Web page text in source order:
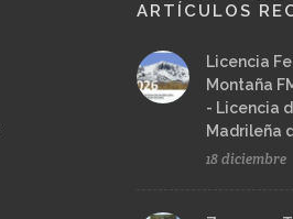
ARTÍCULOS
Licencia
Montaña
- Licencia
Madrileña
18 diciembre